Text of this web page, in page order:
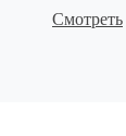
Смотреть